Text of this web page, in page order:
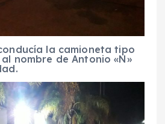
la camioneta tipo
nombre de Antonio «N»